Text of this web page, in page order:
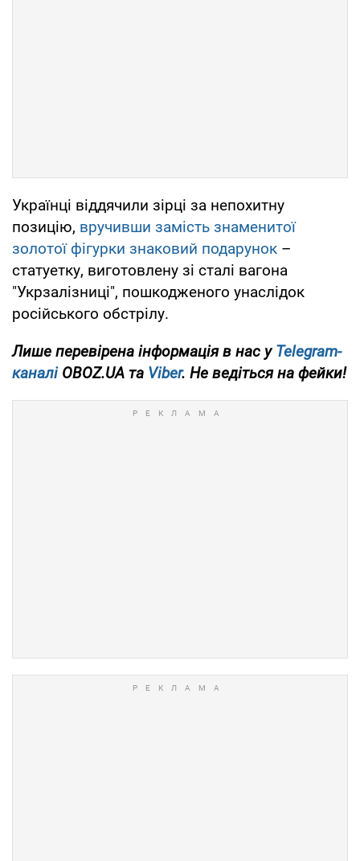
Українці віддячили зірці за непохитну
позицію, вручивши замість знаменитої
золотої фігурки знаковий подарунок –
статуетку, виготовлену зі сталі вагона
"Укрзалізниці", пошкодженого унаслідок
російського обстрілу.
Лише перевірена інформація в нас уTelegram-
каналіOBOZ.UA та Viber. Не ведіться на фейки!